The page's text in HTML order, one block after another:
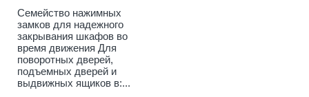
Семейство нажимных
замков для надежного
закрывания шкафов во
время движения Для
поворотных дверей,
подъемных дверей и
выдвижных ящиков в:...